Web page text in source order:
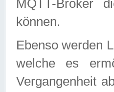
MQTT-Broker
können.
Ebenso werden
welche es
Vergangenheit